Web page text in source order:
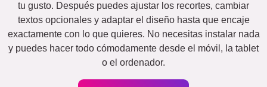
tu gusto. Después puedes ajustar los recortes, cambiar
textos opcionales y adaptar el diseño hasta que encaje
exactamente con lo que quieres. No necesitas instalar nada
y puedes hacer todo cómodamente desde el móvil, la tablet
o el ordenador.